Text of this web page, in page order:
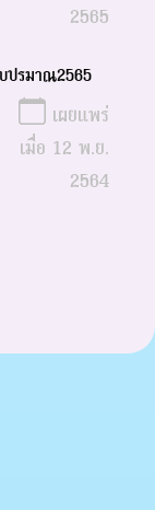
2565
ปรมาณ2565
เผยแพร่
เมื่อ 12 พ.ย.
2564